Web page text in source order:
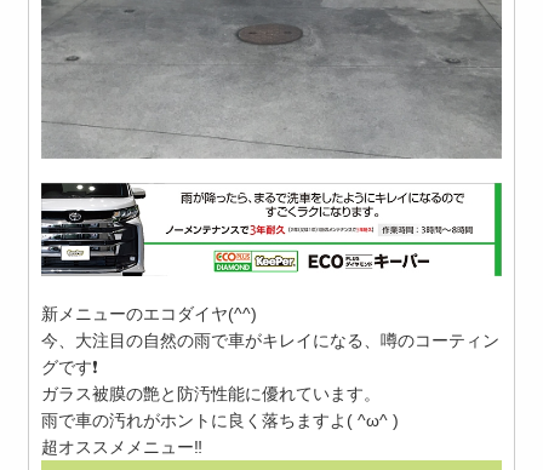
新メニューのエコダイヤ(^^)
今、大注目の自然の雨で車がキレイになる、噂のコーティン
グです❗️
ガラス被膜の艶と防汚性能に優れています。
雨で車の汚れがホントに良く落ちますよ( ^ω^ )
超オススメメニュー‼︎